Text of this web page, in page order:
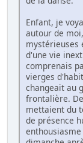
Enfant, je
autour de
mystérieuses
d'une vie
comprenais
vierges
changeait au
frontalière.
mettaient du
de présence